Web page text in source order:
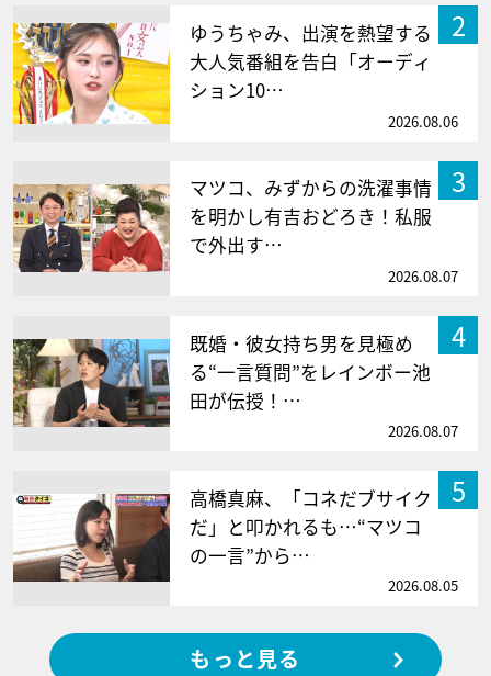
2
ゆうちゃみ、出演を熱望する
大人気番組を告白「オーディ
ション10…
2026.08.06
3
マツコ、みずからの洗濯事情
を明かし有吉おどろき！私服
で外出す…
2026.08.07
4
既婚・彼女持ち男を見極め
る“一言質問”をレインボー池
田が伝授！…
2026.08.07
5
高橋真麻、「コネだブサイク
だ」と叩かれるも…“マツコ
の一言”から…
2026.08.05
もっと見る